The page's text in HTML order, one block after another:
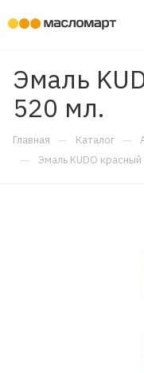
Эмаль
520 мл.
Главная — Каталог —
— Эмаль KUDO